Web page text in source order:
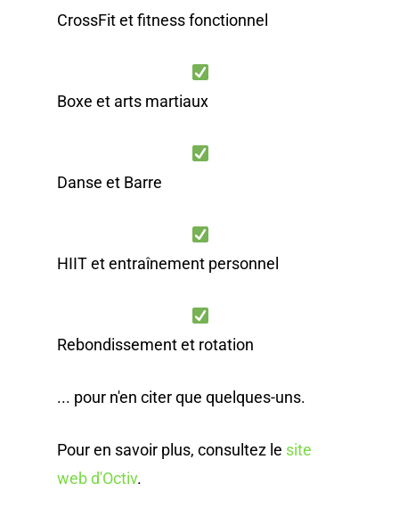
CrossFit et fitness fonctionnel
Boxe et arts martiaux
Danse et Barre
HIIT et entraînement personnel
Rebondissement et rotation
... pour n'en citer que quelques-uns.
Pour en savoir plus, consultez le site
web d'Octiv.